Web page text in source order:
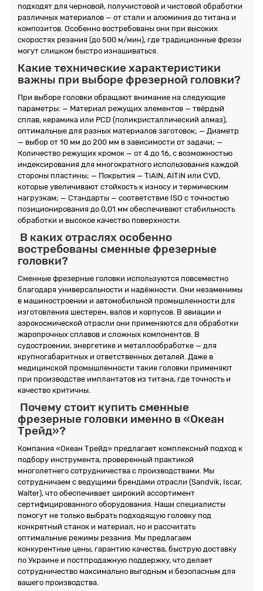
подходят для черновой, получистовой и чистовой обработки
различных материалов — от стали и алюминия до титана и
композитов. Особенно востребованы они при высоких
скоростях резания (до 500 м/мин), где традиционные фрезы
могут слишком быстро изнашиваться.
Какие технические характеристики
важны при выборе фрезерной головки?
При выборе головки обращают внимание на следующие
параметры: — Материал режущих элементов — твёрдый
сплав, керамика или PCD (поликристаллический алмаз),
оптимальные для разных материалов заготовок; — Диаметр
— выбор от 10 мм до 200 мм в зависимости от задачи; —
Количество режущих кромок — от 4 до 16, с возможностью
индексирования для многократного использования каждой
стороны пластины; — Покрытия — TiAlN, AlTiN или CVD,
которые увеличивают стойкость к износу и термическим
нагрузкам; — Стандарты — соответствие ISO с точностью
позиционирования до 0,01 мм обеспечивают стабильность
обработки и высокое качество поверхности.
В каких отраслях особенно
востребованы сменные фрезерные
головки?
Сменные фрезерные головки используются повсеместно
благодаря универсальности и надёжности. Они незаменимы
в машиностроении и автомобильной промышленности для
изготовления шестерен, валов и корпусов. В авиации и
аэрокосмической отрасли они применяются для обработки
жаропрочных сплавов и сложных компонентов. В
судостроении, энергетике и металлообработке — для
крупногабаритных и ответственных деталей. Даже в
медицинской промышленности такие головки применяют
при производстве имплантатов из титана, где точность и
качество критичны.
Почему стоит купить сменные
фрезерные головки именно в «Океан
Трейд»?
Компания «Океан Трейд» предлагает комплексный подход к
подбору инструмента, проверенный практикой
многолетнего сотрудничества с производствами. Мы
сотрудничаем с ведущими брендами отрасли (Sandvik, Iscar,
Walter), что обеспечивает широкий ассортимент
сертифицированного оборудования. Наши специалисты
помогут не только выбрать подходящую головку под
конкретный станок и материал, но и рассчитать
оптимальные режимы резания. Мы предлагаем
конкурентные цены, гарантию качества, быструю доставку
по Украине и постпродажную поддержку, что делает
сотрудничество максимально выгодным и безопасным для
вашего производства.